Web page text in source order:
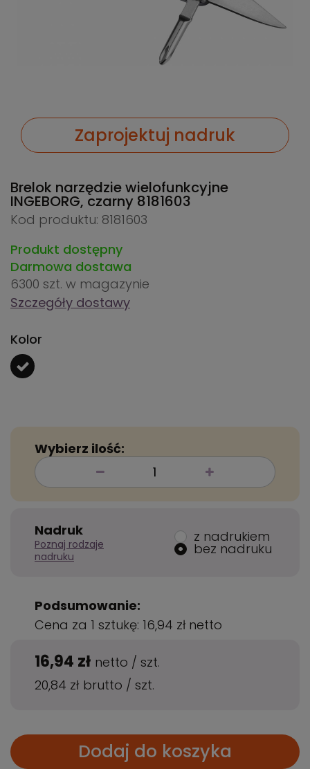
Zaprojektuj nadruk
Brelok narzędzie wielofunkcyjne
INGEBORG, czarny 8181603
Kod produktu: 8181603
Produkt dostępny
Darmowa dostawa
6300 szt. w magazynie
Szczegóły dostawy
Kolor
Wybierz ilość:
Nadruk
Poznaj rodzaje
nadruku
z nadrukiem
bez nadruku
Podsumowanie:
Cena za 1 sztukę: 16,94 zł netto
16,94 zł netto / szt.
20,84 zł brutto / szt.
Dodaj do koszyka